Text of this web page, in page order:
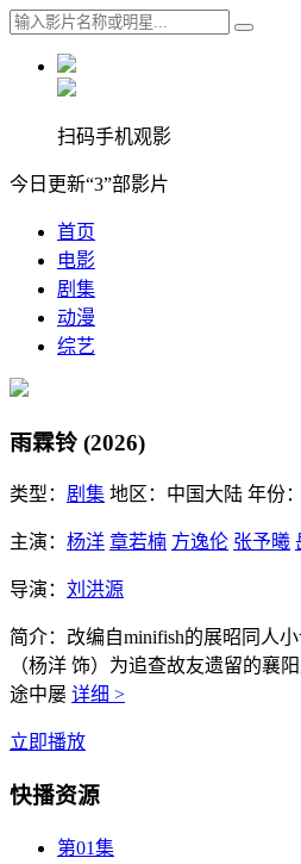
扫码手机观影
今日更新“3”部影片
首页
电影
剧集
动漫
综艺
雨霖铃 (2026)
类型： 剧集 地区： 中国大陆 年份：
主演： 杨洋 章若楠 方逸伦 张予曦
导演： 刘洪源
简介： 改编自minifish的展昭同人
（杨洋 饰）为追查故友遗留的襄
途中屡 详细 >
立即播放
快播资源
第01集